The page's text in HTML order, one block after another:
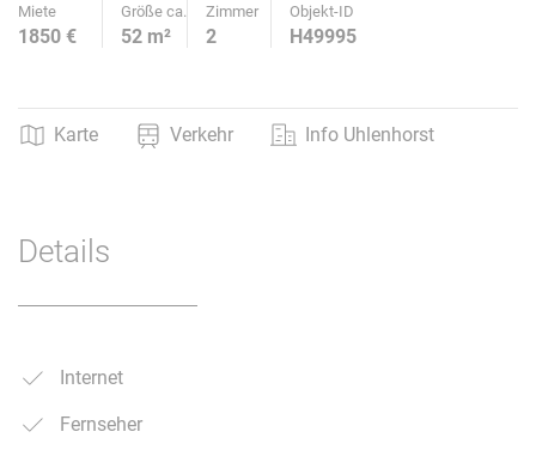
Miete Größe ca. Zimmer Objekt-ID
1850 € 52 m² 2 H49995
Karte Verkehr Info Uhlenhorst
Details
Internet
Fernseher